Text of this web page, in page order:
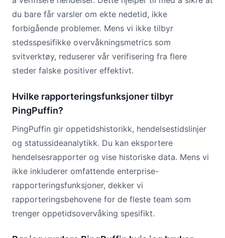
du bare får varsler om ekte nedetid, ikke
forbigående problemer. Mens vi ikke tilbyr
stedsspesifikke overvåkningsmetrics som
svitverktøy, reduserer vår verifisering fra flere
steder falske positiver effektivt.
Hvilke rapporteringsfunksjoner tilbyr
PingPuffin?
PingPuffin gir oppetidshistorikk, hendelsestidslinjer
og statussideanalytikk. Du kan eksportere
hendelsesrapporter og vise historiske data. Mens vi
ikke inkluderer omfattende enterprise-
rapporteringsfunksjoner, dekker vi
rapporteringsbehovene for de fleste team som
trenger oppetidsovervåking spesifikt.